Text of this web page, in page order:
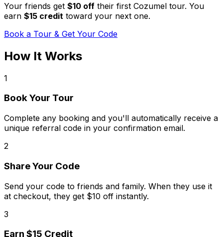
Your friends get $10 off their first Cozumel tour. You
earn $15 credit toward your next one.
Book a Tour & Get Your Code
How It Works
1
Book Your Tour
Complete any booking and you'll automatically receive a
unique referral code in your confirmation email.
2
Share Your Code
Send your code to friends and family. When they use it
at checkout, they get $10 off instantly.
3
Earn $15 Credit